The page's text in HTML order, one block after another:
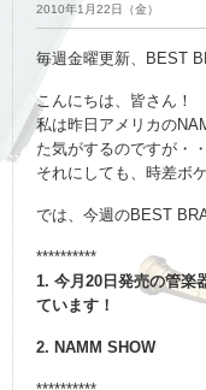
2010年1月22日（金）
毎週金曜更新、BEST
こんにちは、皆さん！
私は昨日アメリカの
た気がするのですが・
それにしても、時差ボ
では、今週のBEST
**********
1. 今月20日発売の管楽
ています！
2. NAMM SHOW